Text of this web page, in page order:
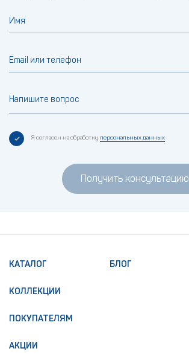
Имя
Email или телефон
Напишите вопрос
Я согласен на обработку персональных данных
Получить консультацию
КАТАЛОГ
КОЛЛЕКЦИИ
ПОКУПАТЕЛЯМ
АКЦИИ
БЛОГ